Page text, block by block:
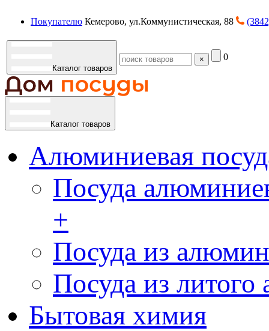
Покупателю Кемерово, ул.Коммунистическая, 88
Каталог товаров
× 0
Каталог товаров
Алюминиевая
Посуда
+
Посуда из
Посуда из
Бытовая химия